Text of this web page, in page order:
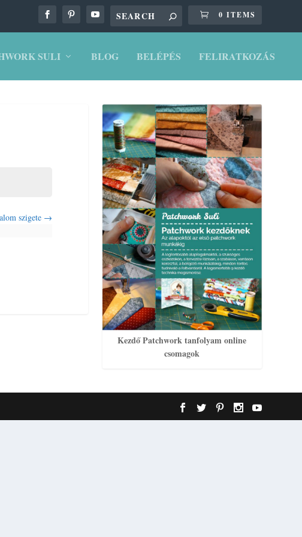
0 ITEMS
SULI BLOG BELÉPÉS FELIRATKOZÁS
szigete
Kezdő Patchwork tanfolyam online
csomagok